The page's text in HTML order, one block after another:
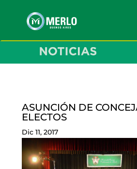
ASUNCIÓN DE
ELECTOS
Dic 11, 2017